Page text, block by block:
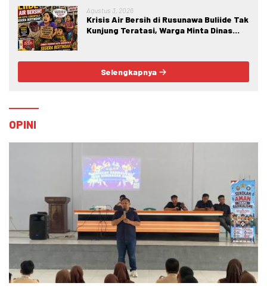
Agustus 3, 2026
Krisis Air Bersih di Rusunawa Buliide Tak
Kunjung Teratasi, Warga Minta Dinas
Selengkapnya
OPINI